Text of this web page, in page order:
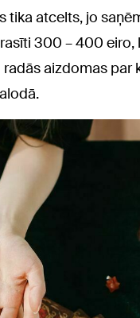
tika atcelts, jo
300 – 400 eiro,
aizdomas par